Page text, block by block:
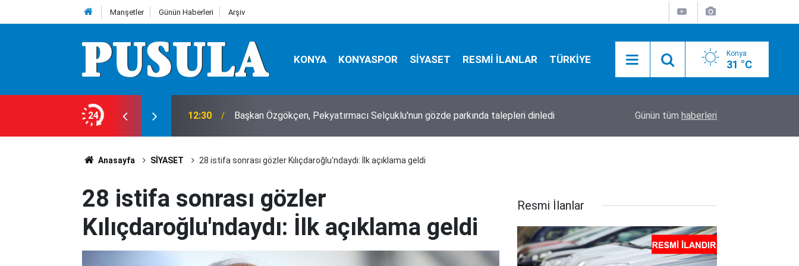
Manşetler Günün Haberleri Arşiv
KONYA KONYASPOR SİYASET RESMİ İLANLAR TÜRKİYE Konya
31 °C
24 12:30 Başkan Özgökçen, Pekyatırmacı Selçuklu'nun gözde parkında talepleri dinledi Konya’da 1 kişinin öldüğü, 10 kişinin
Günün tüm haberleri
Anasayfa SİYASET 28 istifa sonrası gözler Kılıçdaroğlu'ndaydı: İlk açıklama geldi
28 istifa sonrası gözler
Kılıçdaroğlu'ndaydı: İlk açıklama geldi
Resmi İlanlar